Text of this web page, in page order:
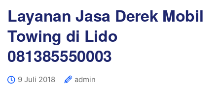
Layanan Jasa Derek Mobil
Towing di Lido
081385550003
9 Juli 2018
admin